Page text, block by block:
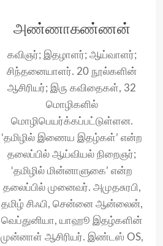
அண்ணாகண்ணன்
கவிஞர்; இதழாளர்; ஆய்வாளர்;
சிந்தனையாளர். 20 நூல்களின்
ஆசிரியர்; இரு கவிதைகள், 32
மொழிகளில்
மொழிபெயர்க்கப்பட்டுள்ளன.
‘தமிழில் இணைய இதழ்கள்’ என்ற
தலைப்பில் ஆய்வியல் நிறைஞர்;
‘தமிழில் மின்னாளுகை’ என்ற
தலைப்பில் முனைவர். அமுதசுரபி,
தமிழ் சிஃபி, சென்னை ஆன்லைன்,
வெப்துனியா, யாஹூ இதழ்களின்
முன்னாள் ஆசிரியர். இண்டஸ் OS,